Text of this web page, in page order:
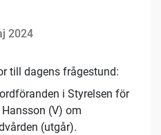
2024
till dagens frågestund:
i Styrelsen för
(V) om
(utgår).